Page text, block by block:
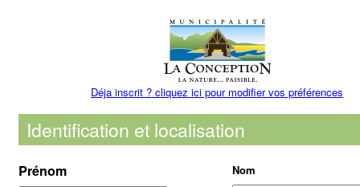
Déja inscrit ? cliquez ici pour modifier vos préférences
Identification et localisation
Prénom Nom